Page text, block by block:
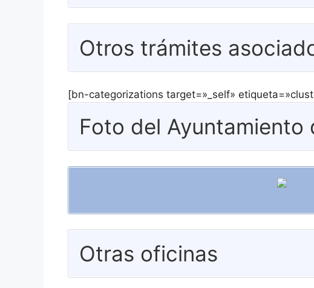
Otros trámites
[bn-categorizations target=»_self»
Foto del Ayuntamiento
Otras oficinas